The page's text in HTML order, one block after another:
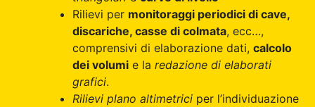
Rilievi per monitoraggi periodici di cave,
discariche, casse di colmata, ecc…,
comprensivi di elaborazione dati, calcolo
dei volumi e la redazione di elaborati
grafici.
Rilievi plano altimetrici per l’individuazione